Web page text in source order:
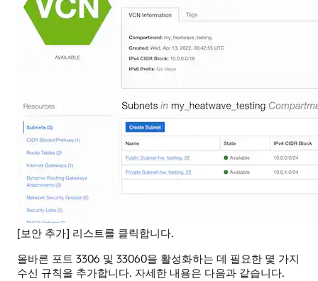
[보안 추가] 리스트를 클릭합니다.
올바른 포트 3306 및 33060을 활성화하는 데 필요한 몇 가지
수신 규칙을 추가합니다. 자세한 내용은 다음과 같습니다.